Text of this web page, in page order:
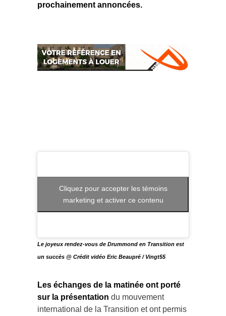
prochainement annoncées.
Cliquez pour accepter les témoins
marketing et activer ce contenu
Le joyeux rendez-vous de Drummond en Transition est
un succès @ Crédit vidéo Eric Beaupré / Vingt55
Les échanges de la matinée ont porté
sur la présentation du mouvement
international de la Transition et ont permis